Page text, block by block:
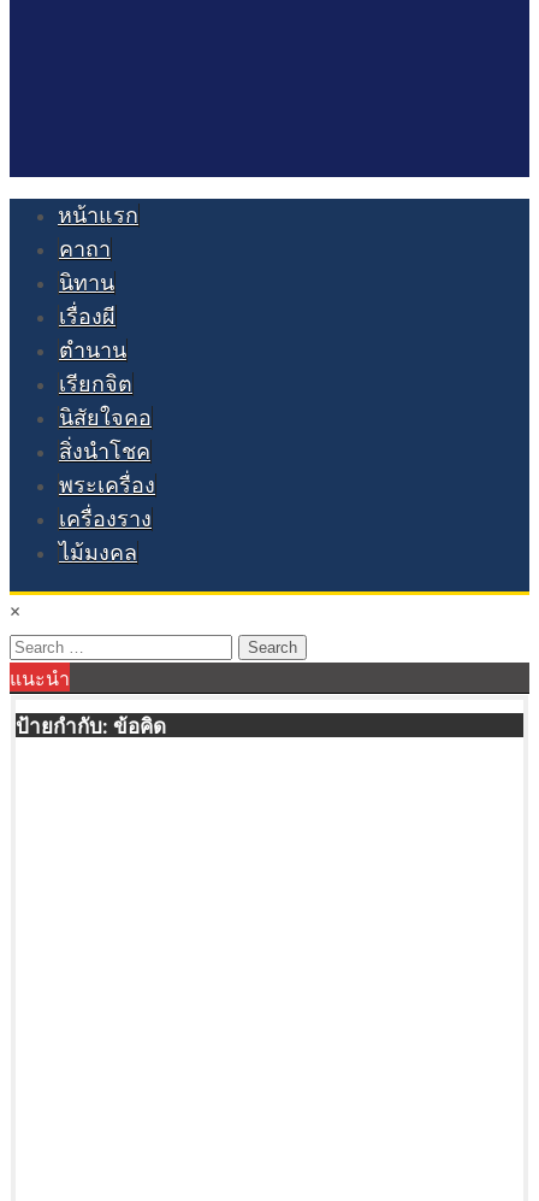
หน้าแรก
คาถา
นิทาน
เรื่องผี
ตำนาน
เรียกจิต
นิสัยใจคอ
สิ่งนำโชค
พระเครื่อง
เครื่องราง
ไม้มงคล
×
Search
for:
แนะนำ
ป้ายกำกับ: ข้อคิด